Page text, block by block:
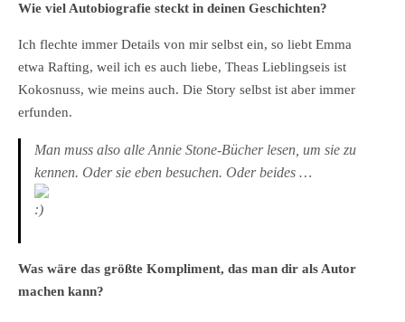
Wie viel Autobiografie steckt in deinen Geschichten?
Ich flechte immer Details von mir selbst ein, so liebt Emma
etwa Rafting, weil ich es auch liebe, Theas Lieblingseis ist
Kokosnuss, wie meins auch. Die Story selbst ist aber immer
erfunden.
Man muss also alle Annie Stone-Bücher lesen, um sie zu
kennen. Oder sie eben besuchen. Oder beides …
Was wäre das größte Kompliment, das man dir als Autor
machen kann?